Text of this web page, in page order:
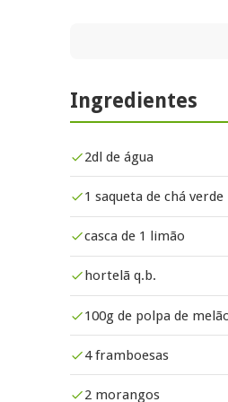
Ingredientes
2dl de água
1 saqueta de chá verde
casca de 1 limão
hortelã q.b.
100g de polpa de
4 framboesas
2 morangos